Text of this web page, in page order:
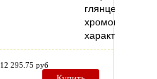
глянцевым
12 295.75 руб